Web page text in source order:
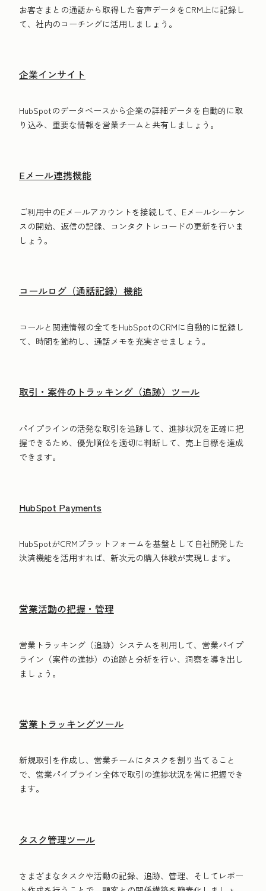
お客さまとの通話から取得した音声データをCRM上に記録し
て、社内のコーチングに活用しましょう。
企業インサイト
HubSpotのデータベースから企業の詳細データを自動的に取
り込み、重要な情報を営業チームと共有しましょう。
Eメール連携機能
ご利用中のEメールアカウントを接続して、Eメールシーケン
スの開始、返信の記録、コンタクトレコードの更新を行いま
しょう。
コールログ（通話記録）機能
コールと関連情報の全てをHubSpotのCRMに自動的に記録し
て、時間を節約し、通話メモを充実させましょう。
取引・案件のトラッキング（追跡）ツール
パイプラインの活発な取引を追跡して、進捗状況を正確に把
握できるため、優先順位を適切に判断して、売上目標を達成
できます。
HubSpot Payments
HubSpotがCRMプラットフォームを基盤として自社開発した
決済機能を活用すれば、新次元の購入体験が実現します。
営業活動の把握・管理
営業トラッキング（追跡）システムを利用して、営業パイプ
ライン（案件の進捗）の追跡と分析を行い、洞察を導き出し
ましょう。
営業トラッキングツール
新規取引を作成し、営業チームにタスクを割り当てること
で、営業パイプライン全体で取引の進捗状況を常に把握でき
ます。
タスク管理ツール
さまざまなタスクや活動の記録、追跡、管理、そしてレポー